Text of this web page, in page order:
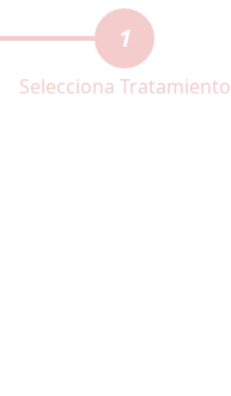
1
Selecciona Tratamiento